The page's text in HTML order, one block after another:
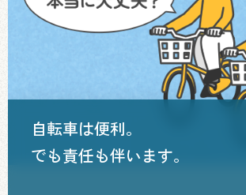
自転車は便利。
でも責任も伴います。